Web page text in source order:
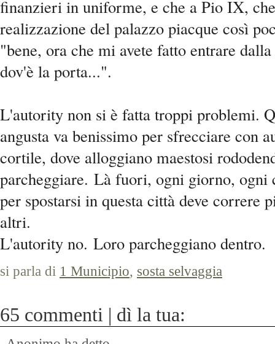
finanzieri in uniforme, e che a Pio IX,
realizzazione del palazzo piacque così
"bene, ora che mi avete fatto entrare
dov'è la porta...".
L'autority non si è fatta troppi problemi.
angusta va benissimo per sfrecciare con
cortile, dove alloggiano maestosi
parcheggiare. Là fuori, ogni giorno, ogni
per spostarsi in questa città deve correre
altri.
L'autority no. Loro parcheggiano dentro.
si parla di 1 Municipio, sosta selvaggia
65 commenti | dì la tua: